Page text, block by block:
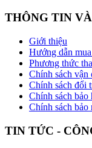
THÔNG TIN
Giới thiệu
Hướng dẫn
Phương thức
Chính sách vận
Chính sách đổi
Chính sách bảo
Chính sách bảo
TIN TỨC -